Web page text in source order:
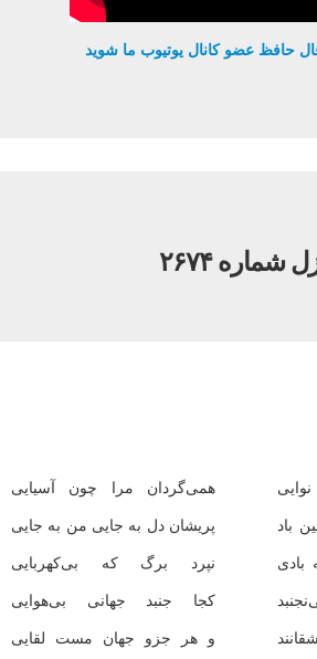
حافظ عضو کانال یوتیوب ما شوید
شماره ۲۶۷۴
همی‌گردان مرا چون آسیایی
باد پریشان دل به جایی من به جایی
بادی نپرد برگ كه بی‌كهربایی
كجا جنبد جهانی بی‌هوایی
و هر جزو جهان مست لقایی